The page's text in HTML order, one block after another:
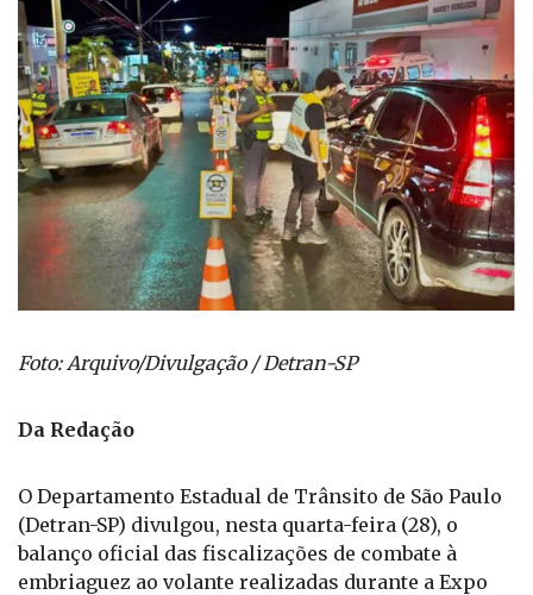
Foto: Arquivo/Divulgação / Detran-SP
Da Redação
O Departamento Estadual de Trânsito de São Paulo
(Detran-SP) divulgou, nesta quarta-feira (28), o
balanço oficial das fiscalizações de combate à
embriaguez ao volante realizadas durante a Expo